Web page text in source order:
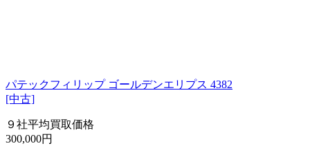
パテックフィリップ ゴールデンエリプス 4382
[中古]
９社平均買取価格
300,000円